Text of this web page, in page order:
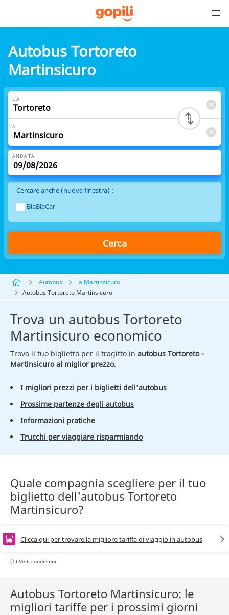
Autobus Tortoreto
Martinsicuro
DA
A
ANDATA
Cercare anche (nuova finestra) :
BlaBlaCar
Cerca
Autobus
a Martinsicuro
Autobus Tortoreto Martinsicuro
Trova un autobus Tortoreto
Martinsicuro economico
Trova il tuo biglietto per il tragitto in autobus Tortoreto -
Martinsicuro al miglior prezzo.
I migliori prezzi per i biglietti dell'autobus
Prossime partenze degli autobus
Informazioni pratiche
Trucchi per viaggiare risparmiando
Quale compagnia scegliere per il tuo
biglietto dell'autobus Tortoreto
Martinsicuro?
Clicca qui per trovare la migliore tariffa di viaggio in autobus
(1) Vedi condizioni
Autobus Tortoreto Martinsicuro: le
migliori tariffe per i prossimi giorni